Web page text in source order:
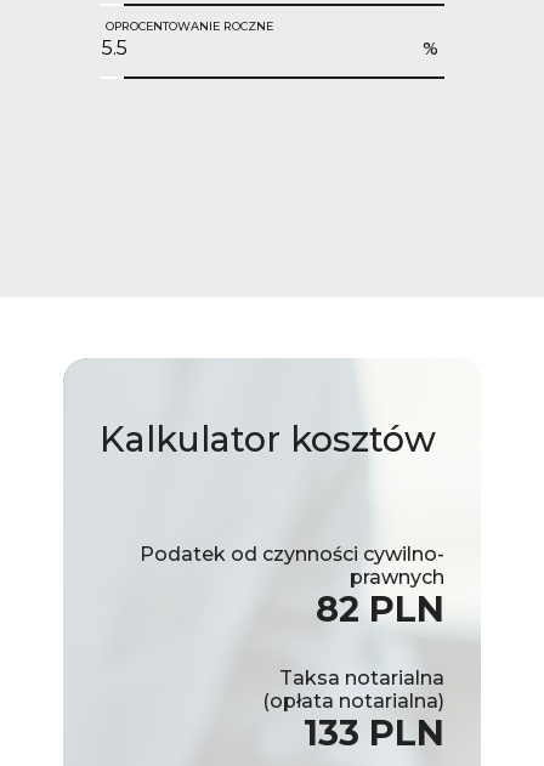
OPROCENTOWANIE ROCZNE
%
Kalkulator kosztów
Podatek od czynności cywilno-
prawnych
82 PLN
Taksa notarialna
(opłata notarialna)
133 PLN